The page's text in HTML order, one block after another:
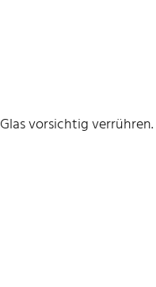
vorsichtig